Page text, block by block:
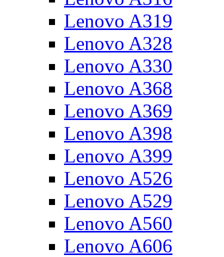
Lenovo A319
Lenovo A328
Lenovo A330
Lenovo A368
Lenovo A369
Lenovo A398
Lenovo A399
Lenovo A526
Lenovo A529
Lenovo A560
Lenovo A606